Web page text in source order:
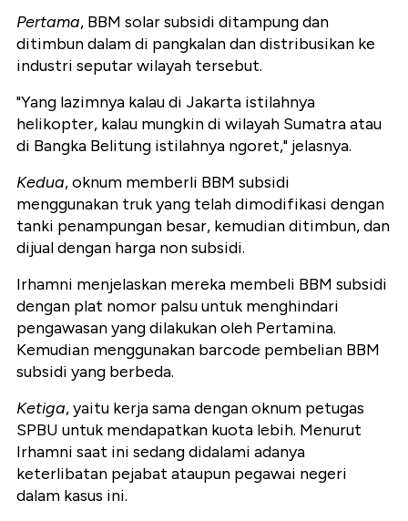
Pertama, BBM solar subsidi ditampung dan
ditimbun dalam di pangkalan dan distribusikan ke
industri seputar wilayah tersebut.
"Yang lazimnya kalau di Jakarta istilahnya
helikopter, kalau mungkin di wilayah Sumatra atau
di Bangka Belitung istilahnya ngoret," jelasnya.
Kedua, oknum memberli BBM subsidi
menggunakan truk yang telah dimodifikasi dengan
tanki penampungan besar, kemudian ditimbun, dan
dijual dengan harga non subsidi.
Irhamni menjelaskan mereka membeli BBM subsidi
dengan plat nomor palsu untuk menghindari
pengawasan yang dilakukan oleh Pertamina.
Kemudian menggunakan barcode pembelian BBM
subsidi yang berbeda.
Ketiga, yaitu kerja sama dengan oknum petugas
SPBU untuk mendapatkan kuota lebih. Menurut
Irhamni saat ini sedang didalami adanya
keterlibatan pejabat ataupun pegawai negeri
dalam kasus ini.